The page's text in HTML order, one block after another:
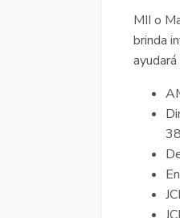
MII o
brinda
38